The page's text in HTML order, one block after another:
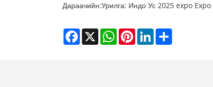
Дараачийн:Урилга: Индо Ус 2025 expo
Facebook
X WhatsAppPinterestLinkedIn